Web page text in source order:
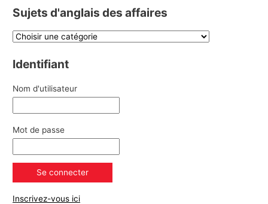
Sujets d'anglais des affaires
Identifiant
Nom d'utilisateur
Mot de passe
Inscrivez-vous ici